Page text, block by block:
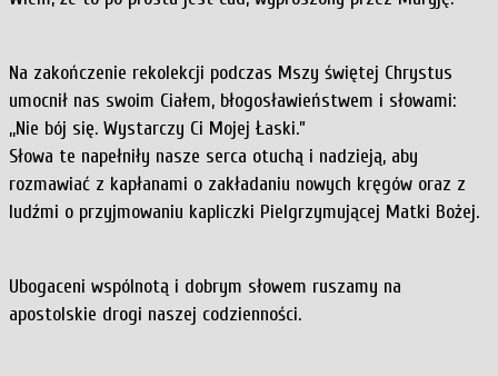
Na zakończenie rekolekcji podczas Mszy świętej Chrystus
umocnił nas swoim Ciałem, błogosławieństwem i słowami:
,,Nie bój się. Wystarczy Ci Mojej Łaski.”
Słowa te napełniły nasze serca otuchą i nadzieją, aby
rozmawiać z kapłanami o zakładaniu nowych kręgów oraz z
ludźmi o przyjmowaniu kapliczki Pielgrzymującej Matki Bożej.
Ubogaceni wspólnotą i dobrym słowem ruszamy na
apostolskie drogi naszej codzienności.